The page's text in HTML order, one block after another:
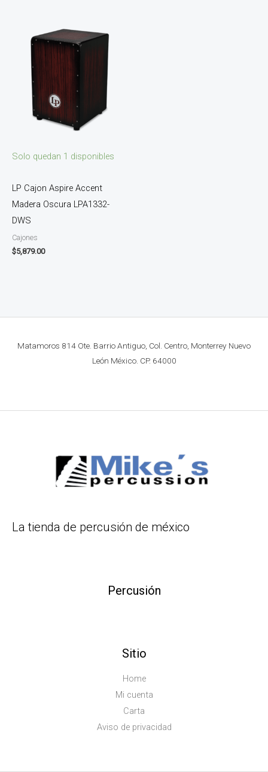
Solo quedan 1 disponibles
LP Cajon Aspire Accent
Madera Oscura LPA1332-
DWS
Cajones
$5,879.00
Matamoros 814 Ote. Barrio Antiguo, Col. Centro, Monterrey Nuevo
León México. CP. 64000
La tienda de percusión de méxico
Percusión
Sitio
Home
Mi cuenta
Carta
Aviso de privacidad